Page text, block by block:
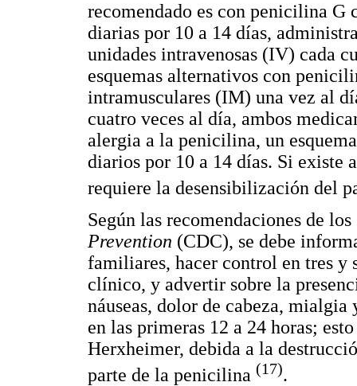
recomendado es con penicilina
diarias por 10 a 14 días,
unidades intravenosas (IV) cada
esquemas alternativos con
intramusculares (IM) una vez al
cuatro veces al día, ambos
alergia a la penicilina, un
diarios por 10 a 14 días. Si existe
requiere la desensibilización del
Según las recomendaciones de los
Prevention (CDC), se debe
familiares, hacer control en tres y
clínico, y advertir sobre la
náuseas, dolor de cabeza,
en las primeras 12 a 24 horas;
Herxheimer, debida a la
parte de la penicilina (17).